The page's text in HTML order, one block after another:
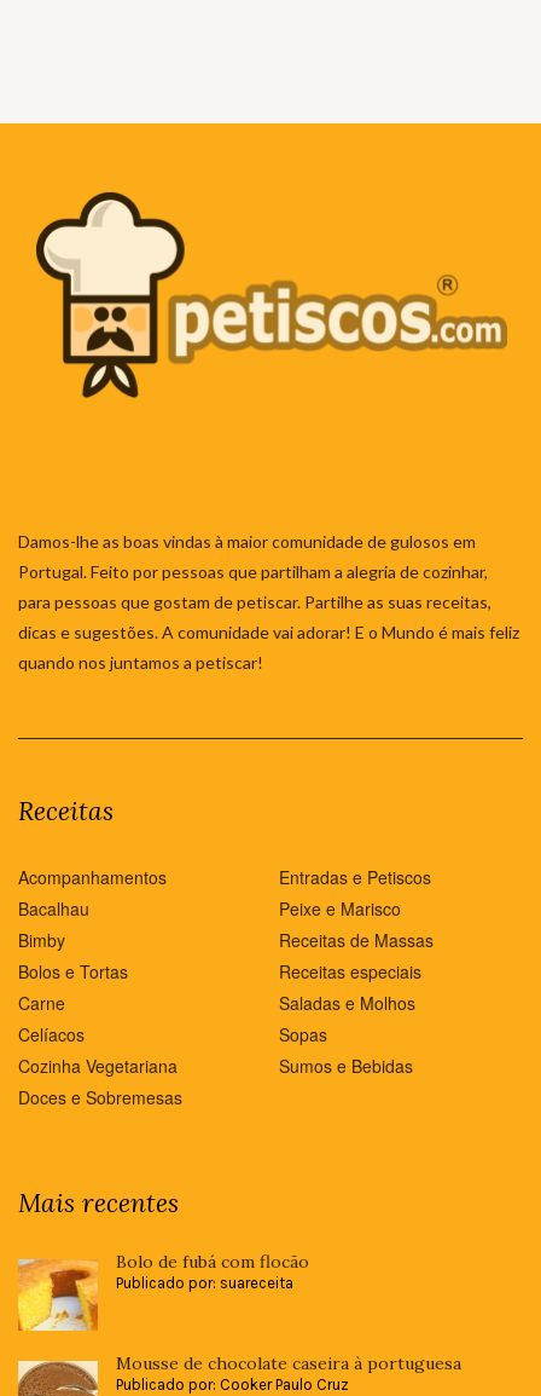
Damos-lhe as boas vindas à maior comunidade de gulosos em
Portugal. Feito por pessoas que partilham a alegria de cozinhar,
para pessoas que gostam de petiscar. Partilhe as suas receitas,
dicas e sugestões. A comunidade vai adorar! E o Mundo é mais feliz
quando nos juntamos a petiscar!
Receitas
Acompanhamentos
Bacalhau
Bimby
Bolos e Tortas
Carne
Celíacos
Cozinha Vegetariana
Doces e Sobremesas
Entradas e Petiscos
Peixe e Marisco
Receitas de Massas
Receitas especiais
Saladas e Molhos
Sopas
Sumos e Bebidas
Mais recentes
Bolo de fubá com flocão
Publicado por: suareceita
Mousse de chocolate caseira à portuguesa
Publicado por: Cooker Paulo Cruz